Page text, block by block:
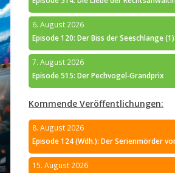
6. August 2026
Episode 120: Der Biss der Seeschlange (1)
7. August 2026
Episode 515: Der Pechvogel-Grandprix
Kommende Veröffentlichungen:
8. August 2026
Episode 124 (Wdh.): Der Serienmörder
15. August 2026